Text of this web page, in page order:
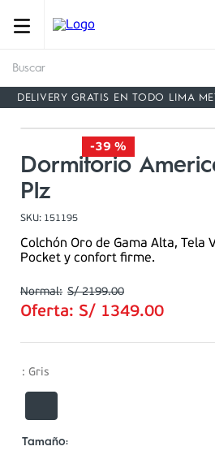
DELIVERY GRATIS EN TODO LIMA
-39 %
Dormitorio
Plz
SKU: 151195
Colchón Oro de Gama Alta, Tela
Pocket y confort firme.
S/ 2199.00
Oferta: S/ 1349.00
: Gris